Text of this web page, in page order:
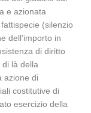
e azionata
(silenzio
dell’importo in
di diritto
là della
azione di
costitutive di
esercizio della